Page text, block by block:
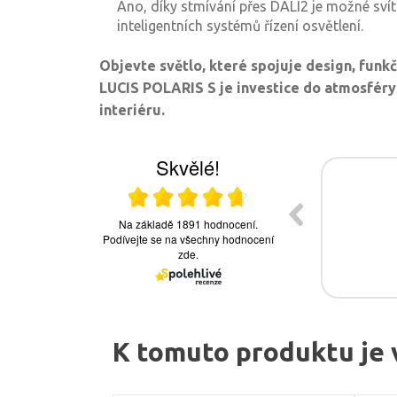
Ano, díky stmívání přes DALI2 je možné
inteligentních systémů řízení osvětlení.
Objevte světlo, které spojuje design,
LUCIS POLARIS S je investice do
interiéru.
K tomuto produktu je